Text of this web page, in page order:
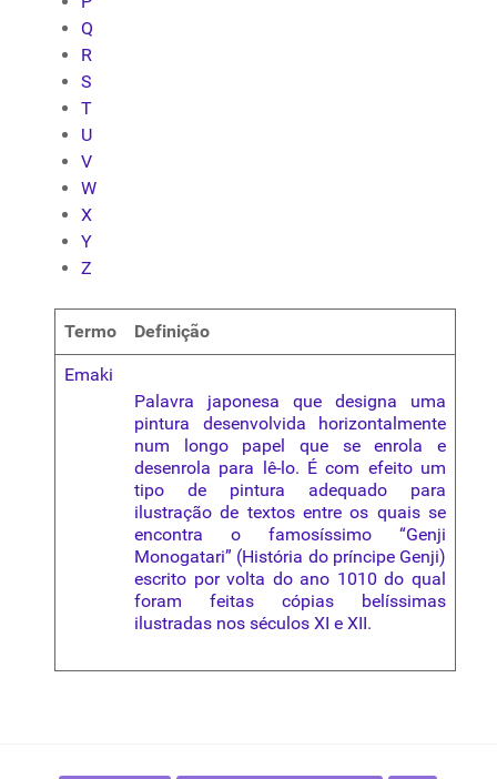
Q
R
S
T
U
V
W
X
Y
Z
Termo Definição
Emaki
Palavra japonesa que designa uma
pintura desenvolvida horizontalmente
num longo papel que se enrola e
desenrola para lê-lo. É com efeito um
tipo de pintura adequado para
ilustração de textos entre os quais se
encontra o famosíssimo “Genji
Monogatari” (História do príncipe Genji)
escrito por volta do ano 1010 do qual
foram feitas cópias belíssimas
ilustradas nos séculos XI e XII.